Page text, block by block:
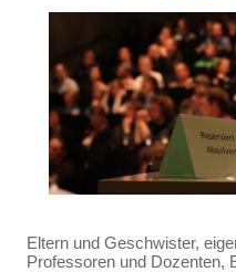
Eltern und Geschwister,
Professoren und Dozenten,